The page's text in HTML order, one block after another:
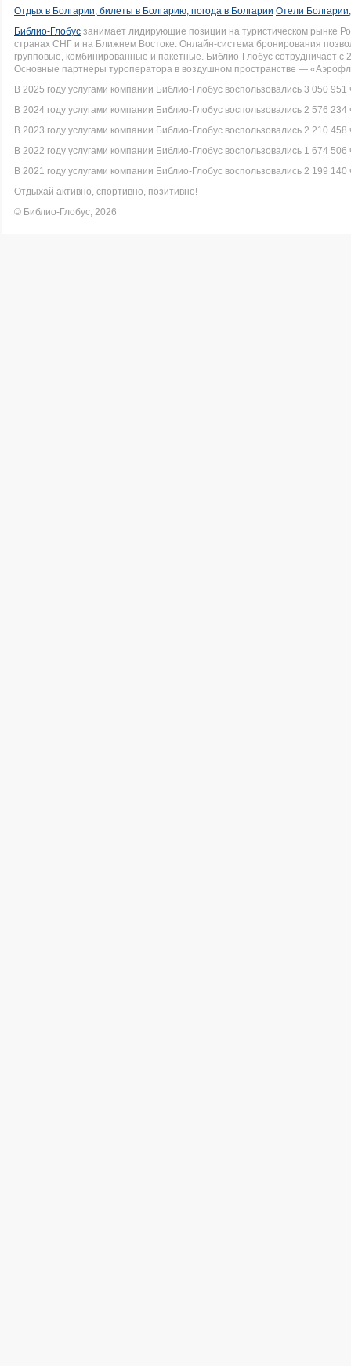
Отдых в Болгарии, билеты в Болгарию, погода в Болгарии Отели
Библио-Глобус занимает лидирующие позиции на туристическом рынке
странах СНГ и на Ближнем Востоке. Онлайн-система бронирования
групповые, комбинированные и пакетные. Библио-Глобус сотрудничает
Основные партнеры туроператора в воздушном пространстве —
В 2025 году услугами компании Библио-Глобус воспользовались 3 050 951
В 2024 году услугами компании Библио-Глобус воспользовались 2 576 234
В 2023 году услугами компании Библио-Глобус воспользовались 2 210 458
В 2022 году услугами компании Библио-Глобус воспользовались 1 674 506
В 2021 году услугами компании Библио-Глобус воспользовались 2 199 140
Отдыхай активно, спортивно, позитивно!
© Библио-Глобус, 2026